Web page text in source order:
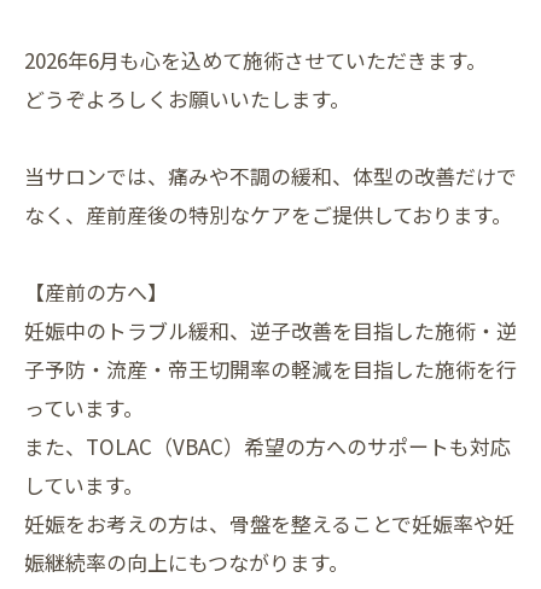
2026年6月も心を込めて施術させていただきます。
どうぞよろしくお願いいたします。
当サロンでは、痛みや不調の緩和、体型の改善だけで
なく、産前産後の特別なケアをご提供しております。
【産前の方へ】
妊娠中のトラブル緩和、逆子改善を目指した施術・逆
子予防・流産・帝王切開率の軽減を目指した施術を行
っています。
また、TOLAC（VBAC）希望の方へのサポートも対応
しています。
妊娠をお考えの方は、骨盤を整えることで妊娠率や妊
娠継続率の向上にもつながります。